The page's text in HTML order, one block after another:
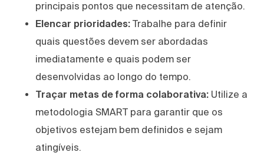
principais pontos que necessitam de atenção.
Elencar prioridades: Trabalhe para definir
quais questões devem ser abordadas
imediatamente e quais podem ser
desenvolvidas ao longo do tempo.
Traçar metas de forma colaborativa: Utilize a
metodologia SMART para garantir que os
objetivos estejam bem definidos e sejam
atingíveis.